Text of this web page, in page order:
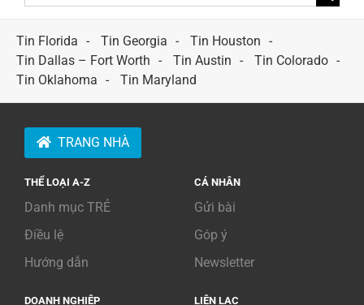
for:
Tin Florida
Tin Georgia
Tin Houston
Tin Dallas – Fort Worth
Tin Austin
Tin Colorado
Tin Oklahoma
Tin Maryland
TRANG NHÀ
THỂ LOẠI A-Z
Danh mục TRẺ
Điều lệ
Hướng dẫn
CÁ NHÂN
Gửi bài
Góp ý
Newsletter
DOANH NGHIỆP LIÊN LẠC